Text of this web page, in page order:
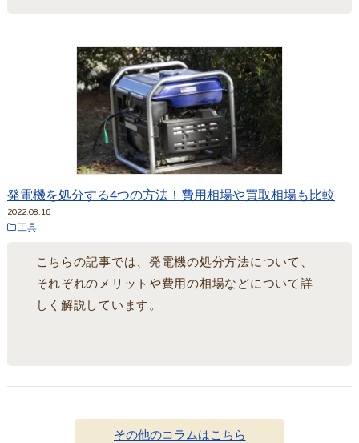
発電機を処分する4つの方法！費用相場や買取相場も比較
2022.08.16
工具
こちらの記事では、発電機の処分方法について、
それぞれのメリットや費用の相場などについて詳
しく解説しています。
その他のコラムはこちら